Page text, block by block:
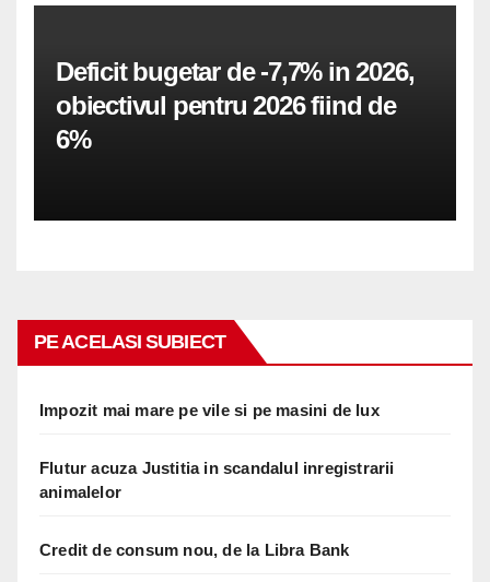
Deficit bugetar de -7,7% in 2026,
obiectivul pentru 2026 fiind de
6%
PE ACELASI SUBIECT
Impozit mai mare pe vile si pe masini de lux
Flutur acuza Justitia in scandalul inregistrarii
animalelor
Credit de consum nou, de la Libra Bank